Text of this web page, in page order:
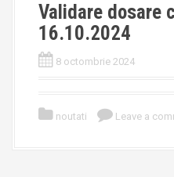
Validare dosare
16.10.2024
8 octombrie 2024
noutati Leave a